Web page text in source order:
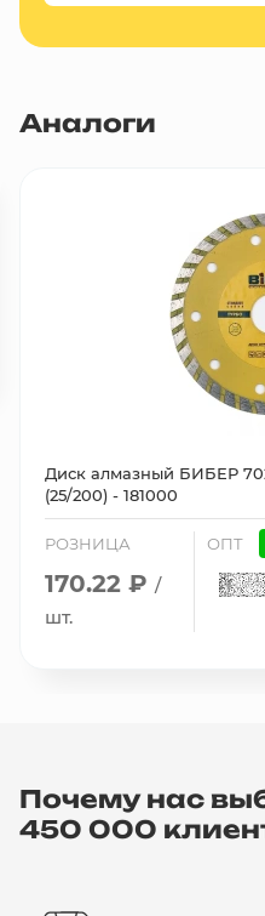
Аналоги
Диск алмазный БИБЕР
(25/200) - 181000
РОЗНИЦА
170.22 ₽ /
шт.
ОПТ
Почему нас
450 000